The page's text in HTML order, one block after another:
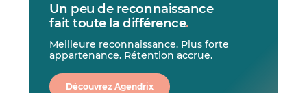
Un peu de reconnaissance
fait toute la différence.
Meilleure reconnaissance. Plus forte
appartenance. Rétention accrue.
Découvrez Agendrix